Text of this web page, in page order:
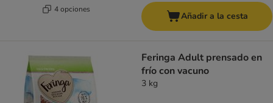
4 opciones
Añadir a la cesta
Feringa Adult prensado en
frío con vacuno
3 kg